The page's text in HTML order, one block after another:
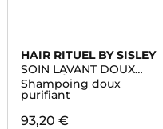
HAIR RITUEL BY SISLEY
SOIN LAVANT DOUX
PURETÉ
Shampoing doux
purifiant
93,20 €